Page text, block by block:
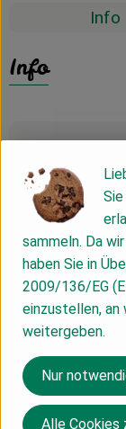
Info
Info
Zutaten
Nährwert-
sammeln. Da
haben Sie in
2009/136/EG
einzustellen,
weitergeben.
Nur
Alle Cookies